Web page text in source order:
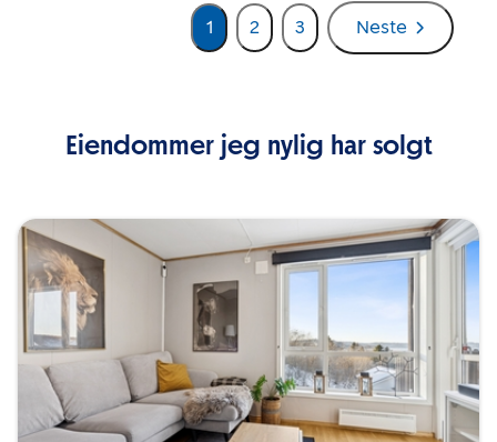
1 2 3 Neste
Eiendommer jeg nylig har solgt